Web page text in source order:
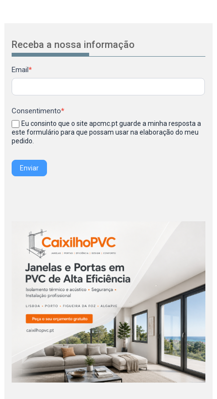
Receba a nossa informação
Newsletter
Email*
Consentimento*
Eu consinto que o site apcmc.pt guarde a minha resposta a
este formulário para que possam usar na elaboração do meu
pedido.
Enviar